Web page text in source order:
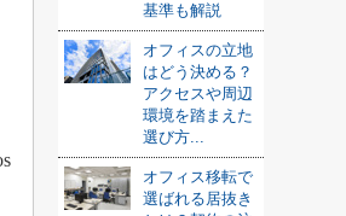
基準も解説
オフィスの立地
はどう決める？
アクセスや周辺
環境を踏まえた
選び方...
オフィス移転で
選ばれる居抜き